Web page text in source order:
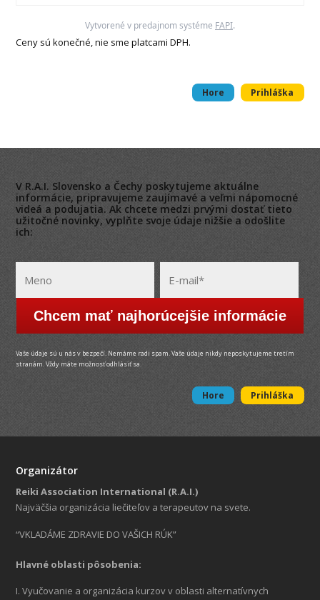
Vytvorené v predajnom systéme FAPI.
Ceny sú konečné, nie sme platcami DPH.
Hore Prihláška
V R.A.I. Slovensko a Čechy poskytujeme aktuálne
informácie, pripravujeme zaujímavé a veľmi nápomocné
videá a podujatia. Ak chcete medzi prvými dostať tieto
užitočné novinky, vyplňte svoje údaje nižšie a odošlite
ich:
Chcem mať najhorúcejšie informácie
Vaše údaje sú u nás v bezpečí. Nemáme radi spam. Vaše údaje nikdy neposkytujeme tretím
stranám. Vždy máte možnosť odhlásiť sa.
Hore Prihláška
Organizátor
Reiki Association International (R.A.I.)
Najväčšia organizácia liečiteľov a terapeutov na svete.
“VKLADÁME ZDRAVIE DO VAŠICH RÚK”
Hlavné oblasti pôsobenia:
I. Vyučovanie a organizácia kurzov v oblasti alternatívnych